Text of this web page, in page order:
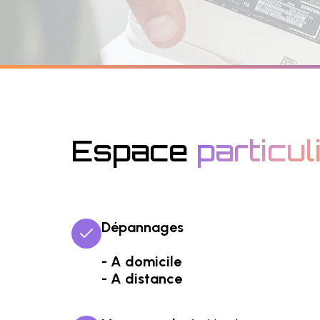
Espace
Dépannages
- A domicile
- A distance